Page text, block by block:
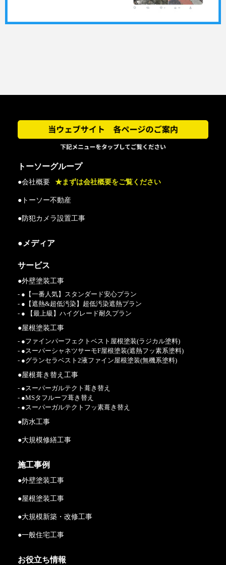
トーソーグループ
●会社概要 ★まずは会社概要をご覧ください
●トーソー不動産
●防犯カメラ設置工事
●メディア
サービス
●外壁塗装工事
- ●【一番人気】スタンダード安心プラン
- ●【遮熱&超低汚染】超低汚染遮熱プラン
- ● 【最上級】ハイグレード耐久プラン
●屋根塗装工事
- ●ファインパーフェクトベスト屋根塗装(ラジカル塗料)
- ●スーパーシャネツサーモF屋根塗装(遮熱フッ素系塗料)
- ●グランセラベスト2液ファイン屋根塗装(無機系塗料)
●屋根葺き替え工事
- ●スーパーガルテクト葺き替え
- ●MSタフルーフ葺き替え
- ●スーパーガルテクトフッ素葺き替え
●防水工事
●大規模修繕工事
施工事例
●外壁塗装工事
●屋根塗装工事
●大規模新築・改修工事
●一般住宅工事
お役立ち情報